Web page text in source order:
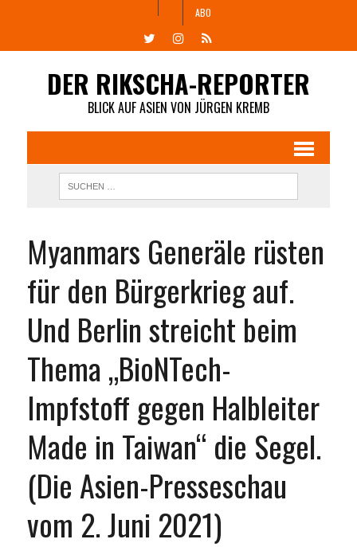
ABO
DER RIKSCHA-REPORTER
BLICK AUF ASIEN VON JÜRGEN KREMB
Myanmars Generäle rüsten
für den Bürgerkrieg auf.
Und Berlin streicht beim
Thema „BioNTech-
Impfstoff gegen Halbleiter
Made in Taiwan“ die Segel.
(Die Asien-Presseschau
vom 2. Juni 2021)